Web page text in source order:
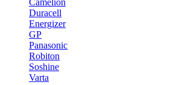
Camelion
Duracell
Energizer
GP
Panasonic
Robiton
Soshine
Varta